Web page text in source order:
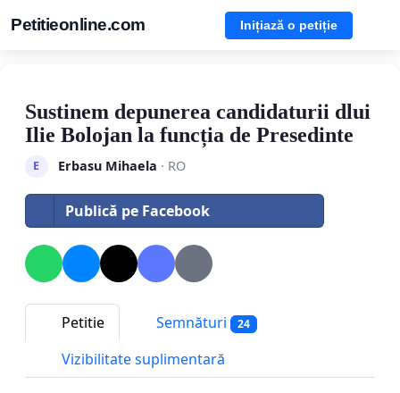
Petitieonline.com Inițiază o petiție
Sustinem depunerea candidaturii dlui
Ilie Bolojan la funcția de Presedinte
E Erbasu Mihaela · RO
Publică pe Facebook
Petitie Semnături 24
Vizibilitate suplimentară